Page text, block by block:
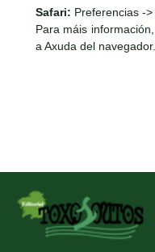
Safari: Preferencias -
Para máis
a Axuda del navegador.